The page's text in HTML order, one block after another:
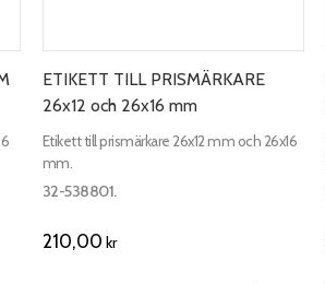
ETIKETT TILL PRISMÄRKARE
26x12 och 26x16 mm
Etikett till prismärkare 26x12 mm och 26x16
mm.
32-538801.
210,00 kr